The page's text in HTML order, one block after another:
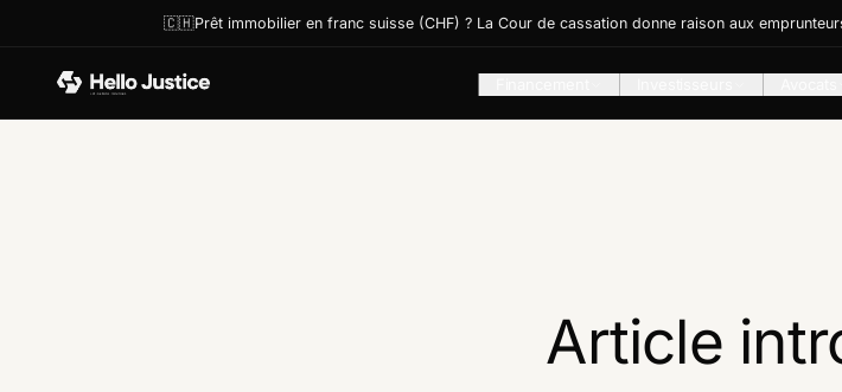
🇨🇭Prêt immobilier en franc suisse (CHF) ? La Cour de cassation donne raison aux
Article